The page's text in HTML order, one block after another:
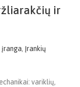
ir
įranga, Įrankių
variklių,